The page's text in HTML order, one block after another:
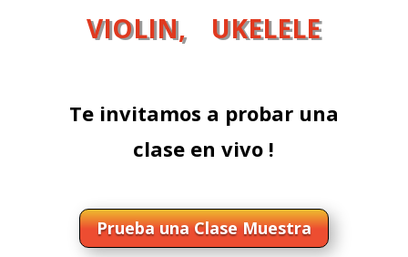
VIOLIN,
UKELELE
Te invitamos a probar una
clase en vivo !
Prueba una Clase Muestra